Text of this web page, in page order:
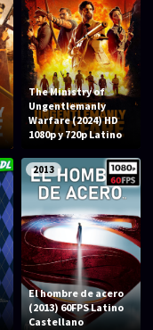
The Ministry of
Ungentlemanly
Warfare (2024) HD
1080p y 720p Latino
2013
El hombre de acero
(2013) 60FPS Latino
Castellano